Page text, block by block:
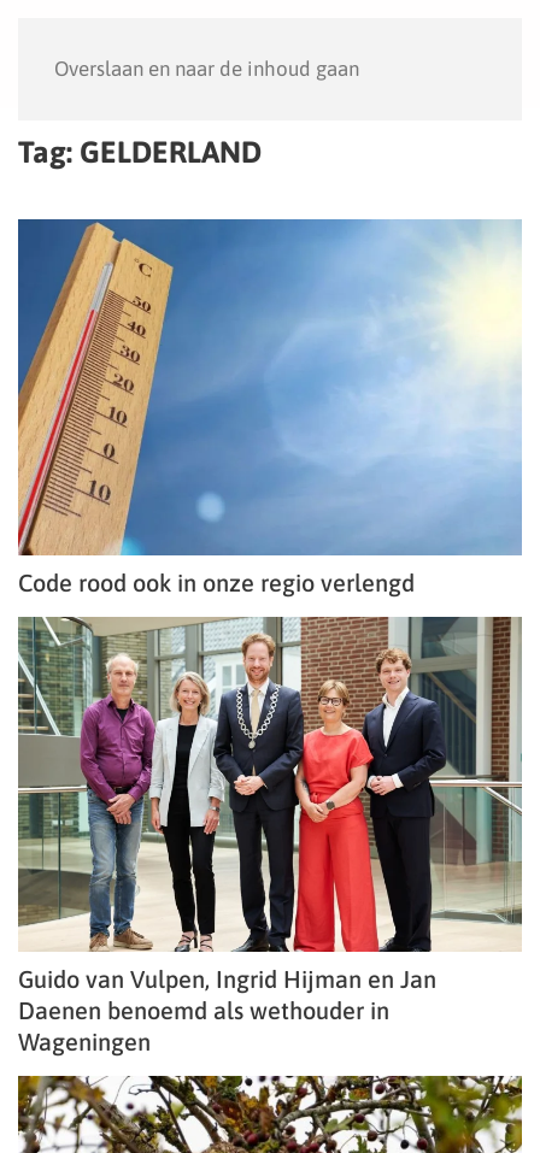
Overslaan en naar de inhoud gaan
Tag: GELDERLAND
Code rood ook in onze regio verlengd
Guido van Vulpen, Ingrid Hijman en Jan
Daenen benoemd als wethouder in
Wageningen